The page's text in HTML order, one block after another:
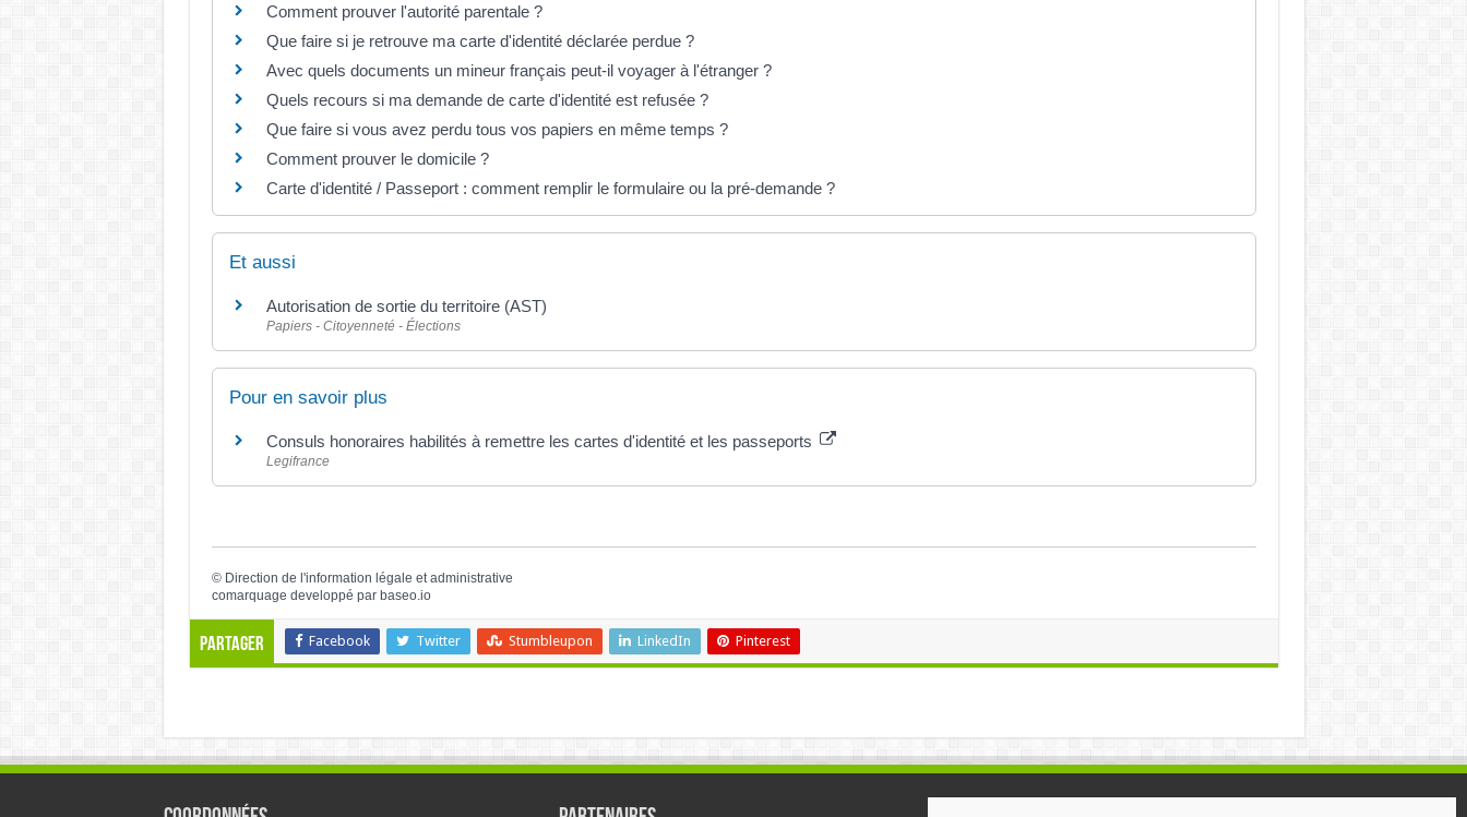
Comment prouver l'autorité parentale ?
Que faire si je retrouve ma carte d'identité déclarée perdue ?
Avec quels documents un mineur français peut-il voyager à l'étranger ?
Quels recours si ma demande de carte d'identité est refusée ?
Que faire si vous avez perdu tous vos papiers en même temps ?
Comment prouver le domicile ?
Carte d'identité / Passeport : comment remplir le formulaire ou la pré-demande ?
Et aussi
Autorisation de sortie du territoire (AST)
Papiers - Citoyenneté - Élections
Pour en savoir plus
Consuls honoraires habilités à remettre les cartes d'identité et les passeports
Legifrance
© Direction de l'information légale et administrative
comarquage developpé par baseo.io
Partager Facebook Twitter Stumbleupon LinkedIn Pinterest